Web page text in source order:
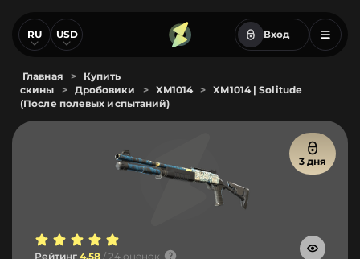
RU USD Вход
Главная >
Купить
скины
> Дробовики > XM1014 >
XM1014 | Solitude
(После полевых испытаний)
3 дня
Рейтинг 4.58 / 24 оценок